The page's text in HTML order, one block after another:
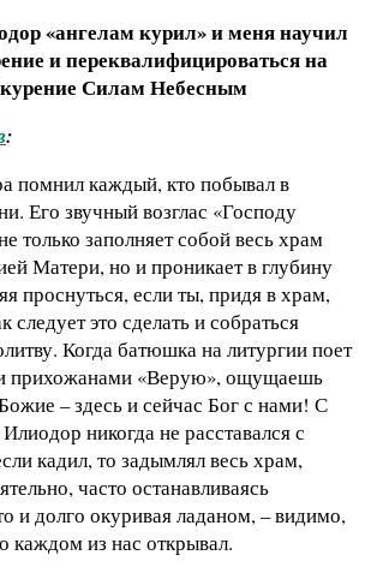
«ангелам курил» и меня научил
и переквалифицироваться на
Силам Небесным
:
помнил каждый, кто побывал в
Его звучный возглас «Господу
только заполняет собой весь храм
Матери, но и проникает в глубину
проснуться, если ты, придя в храм,
следует это сделать и собраться
Когда батюшка на литургии поет
прихожанами «Верую», ощущаешь
– здесь и сейчас Бог с нами! С
никогда не расставался с
кадил, то задымлял весь храм,
часто останавливаясь
и долго окуривая ладаном, – видимо,
каждом из нас открывал.